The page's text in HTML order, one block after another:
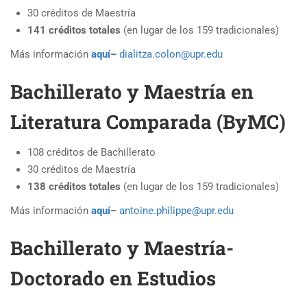
30 créditos de Maestría
141 créditos totales (en lugar de los 159 tradicionales)
Más información aquí– dialitza.colon@upr.edu
Bachillerato y Maestría en
Literatura Comparada (ByMC)
108 créditos de Bachillerato
30 créditos de Maestría
138 créditos totales (en lugar de los 159 tradicionales)
Más información aquí– antoine.philippe@upr.edu
Bachillerato y Maestría-
Doctorado en Estudios